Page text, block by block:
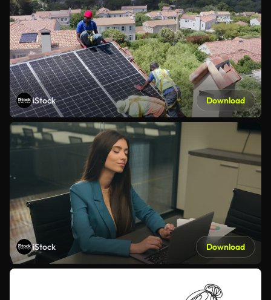
iStock Download
iStock Download